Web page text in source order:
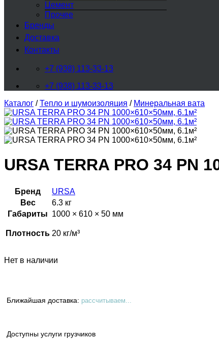
Цемент
Прочее
Бренды
Доставка
Контакты
+7 (938) 113-33-13
+7 (938) 113-33-13
Каталог / Тепло и шумоизоляция / Минеральная вата
URSA TERRA PRO 34 PN
Бренд
URSA
Вес
6.3 кг
Габариты 1000 × 610 × 50 мм
Плотность 20 кг/м³
Нет в наличии
Ближайшая доставка: рассчитываем...
Доступны услуги грузчиков